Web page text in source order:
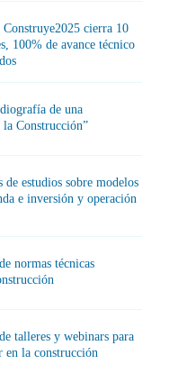
cierra 10
100% de avance técnico
de una
Construcción”
de estudios sobre modelos
e inversión y operación
normas técnicas
talleres y webinars para
en la construcción